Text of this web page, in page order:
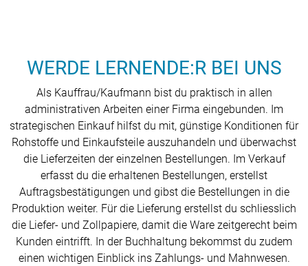
WERDE LERNENDE:R BEI UNS
Als Kauffrau/Kaufmann bist du praktisch in allen
administrativen Arbeiten einer Firma eingebunden. Im
strategischen Einkauf hilfst du mit, günstige Konditionen für
Rohstoffe und Einkaufsteile auszuhandeln und überwachst
die Lieferzeiten der einzelnen Bestellungen. Im Verkauf
erfasst du die erhaltenen Bestellungen, erstellst
Auftragsbestätigungen und gibst die Bestellungen in die
Produktion weiter. Für die Lieferung erstellst du schliesslich
die Liefer- und Zollpapiere, damit die Ware zeitgerecht beim
Kunden eintrifft. In der Buchhaltung bekommst du zudem
einen wichtigen Einblick ins Zahlungs- und Mahnwesen.